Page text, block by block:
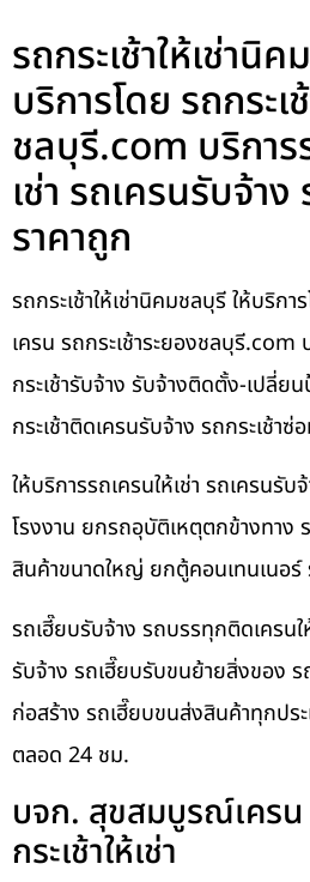
รถกระเช้าให้เช่านิ
บริการโดย รถกระเ
ชลบุรี.com บริการ
เช่า รถเครนรับจ้าง
ราคาถูก
รถกระเช้าให้เช่านิคมชลบุรี ให้บริ
เครน รถกระเช้าระยองชลบุรี.com
กระเช้ารับจ้าง รับจ้างติดตั้ง-เปลี่ย
กระเช้าติดเครนรับจ้าง รถกระเช้าซ่
ให้บริการรถเครนให้เช่า รถเครนรั
โรงงาน ยกรถอุบัติเหตุตกข้างทาง
สินค้าขนาดใหญ่ ยกตู้คอนเทนเนอร์
รถเฮี๊ยบรับจ้าง รถบรรทุกติดเครนใ
รับจ้าง รถเฮี๊ยบรับขนย้ายสิ่งของ
ก่อสร้าง รถเฮี๊ยบขนส่งสินค้าทุกปร
ตลอด 24 ชม.
บจก. สุขสมบูรณ์เครน
กระเช้าให้เช่า